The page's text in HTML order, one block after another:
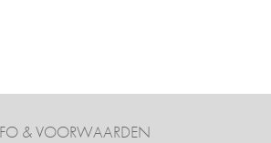
& VOORWAARDEN